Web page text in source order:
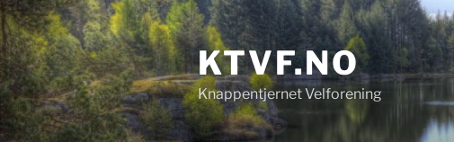
Gå
til
innhold
KTVF.NO
Knappentjernet Velforening